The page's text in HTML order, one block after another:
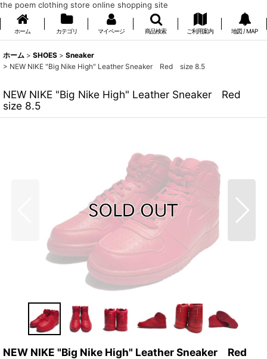
the poem clothing store online shopping site
ホーム カテゴリ マイページ 商品検索 ご利用案内 地図 / MAP
ホーム > SHOES > Sneaker
> NEW NIKE "Big Nike High" Leather Sneaker Red size 8.5
NEW NIKE "Big Nike High" Leather Sneaker Red
size 8.5
NEW NIKE "Big Nike High" Leather Sneaker Red